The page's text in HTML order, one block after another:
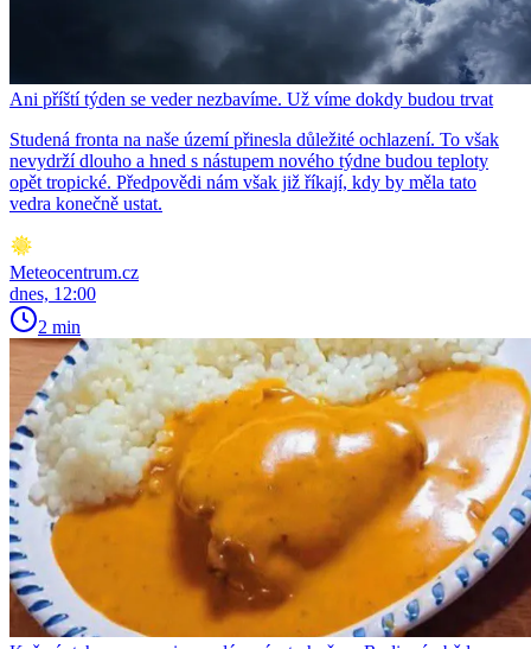
Ani příští týden se veder nezbavíme. Už víme dokdy budou trvat
Studená fronta na naše území přinesla důležité ochlazení. To však
nevydrží dlouho a hned s nástupem nového týdne budou teploty
opět tropické. Předpovědi nám však již říkají, kdy by měla tato
vedra konečně ustat.
Meteocentrum.cz
dnes, 12:00
2 min